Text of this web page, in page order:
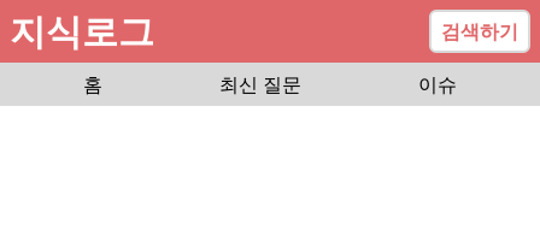
지식로그
검색하기
홈
최신 질문 이슈